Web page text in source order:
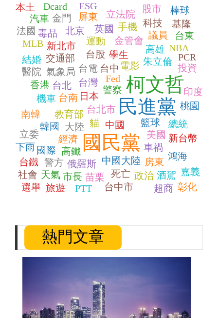
民進黨
國民黨
柯文哲
日本
台北
台中
台北市
大陸
教育部
朱立倫
籃球
台南
警察
中國
台灣
交通部
美國
台電 電影
高雄
中國大陸
經濟
高鐵
學生
車禍
台股
金管會
氣象局
運動
機車
韓國
房東
香港
新北市
俄羅斯
死亡
苗栗
警方
政治
總統
國際
南韓
市長
新台幣
英國
台中市
投資
立委
手機
酒駕
桃園
議員
天氣
旅遊
北京
科技
立法院
醫院
NBA
結婚
鴻海
屏東
台東
台鐵
毒品
基隆
股市
金門
MLB
嘉義
棒球
彰化
汽車
選舉 超商
社會
印度
法國
貓
PTT
下雨
Fed
Dcard
本土 ESG
PCR
熱門文章